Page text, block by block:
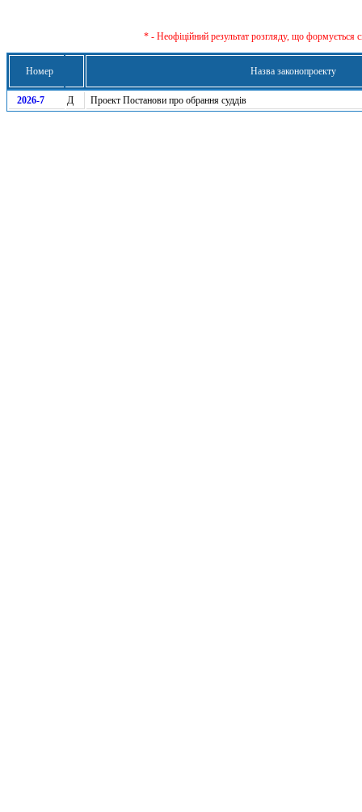
* - Неофіційний результат розгляду, що формується
Номер Назва законопроекту
2026-7 Д Проект Постанови про обрання суддів